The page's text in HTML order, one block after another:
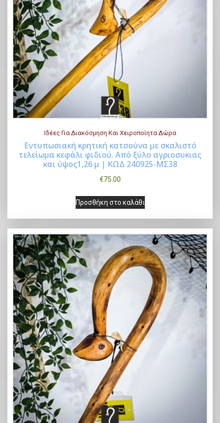
Buy Now
Ιδέες Για Διακόσμηση Και Χειροποίητα Δώρα
Εντυπωσιακή κρητική κατσούνα με σκαλιστό
τελείωμα κεφάλι φιδιού. Από ξύλο αγριοσυκιας
και ύψος1,26 μ | ΚΩΔ 240925-ΜΣ38
€75.00
Προσθήκη στο καλάθι